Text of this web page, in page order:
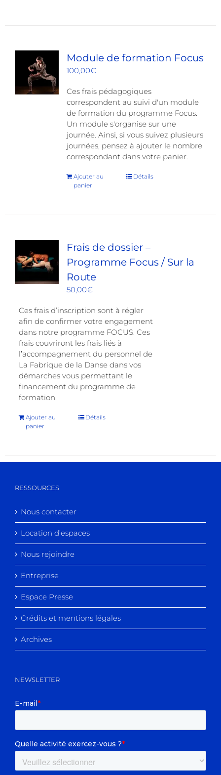
Module de formation Focus
100,00€
Ces frais pédagogiques
correspondent au suivi d'un module
de formation du programme Focus.
Un module s'organise sur une
journée. Ainsi, si vous suivez plusieurs
journées, pensez à ajouter le nombre
correspondant dans votre panier.
Ajouter au
panier
Détails
Frais de dossier –
Programme Focus / Sur la
Route
50,00€
Ces frais d’inscription sont à régler
afin de confirmer votre engagement
dans notre programme FOCUS. Ces
frais couvriront les frais liés à
l’accompagnement du personnel de
La Fabrique de la Danse dans vos
démarches vous permettant le
financement du programme de
formation.
Ajouter au
panier
Détails
RESSOURCES
Nous contacter
Location d’espaces
Nous rejoindre
Entreprise
Espace Presse
Crédits et mentions légales
Archives
NEWSLETTER